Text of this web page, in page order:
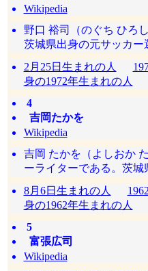
Wikipedia
野口 裕司（のぐち ひろ
茨城県出身の元サッカー
2月25日生まれの人
身の1972年生まれの人
4
吉岡たかを
Wikipedia
吉岡 たかを（よしおか
ーライターである。茨城
8月6日生まれの人
身の1962年生まれの人
5
富張広司
Wikipedia